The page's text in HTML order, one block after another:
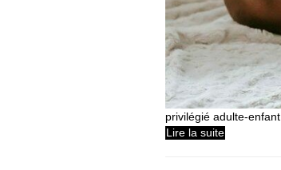
privilégié adulte-enfant.
Lire la suite